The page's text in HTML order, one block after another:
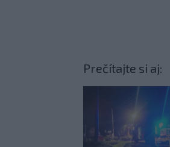
Prečítajte si aj: